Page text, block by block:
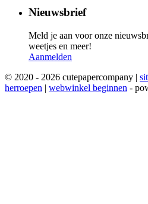
Nieuwsbrief
Meld je aan voor onze
weetjes en meer!
Aanmelden
© 2020 - 2026 cutepapercompany |
herroepen | webwinkel beginnen -